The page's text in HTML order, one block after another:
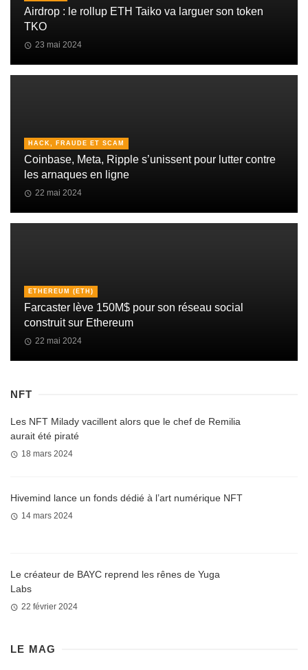
Airdrop : le rollup ETH Taiko va larguer son token
TKO
23 mai 2024
HACK, FRAUDE ET SCAM
Coinbase, Meta, Ripple s’unissent pour lutter contre
les arnaques en ligne
22 mai 2024
ETHEREUM (ETH)
Farcaster lève 150M$ pour son réseau social
construit sur Ethereum
22 mai 2024
NFT
Les NFT Milady vacillent alors que le chef de Remilia
aurait été piraté
18 mars 2024
Hivemind lance un fonds dédié à l’art numérique NFT
14 mars 2024
Le créateur de BAYC reprend les rênes de Yuga
Labs
22 février 2024
LE MAG